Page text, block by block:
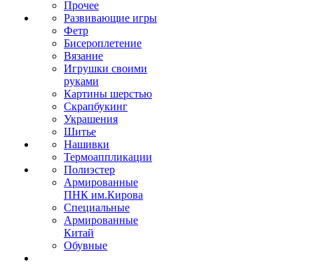
Прочее
Развивающие игры
Фетр
Бисероплетение
Вязание
Игрушки своими
руками
Картины шерстью
Скрапбукинг
Украшения
Шитье
Нашивки
Термоаппликации
Полиэстер
Армированные
ПНК им.Кирова
Специальные
Армированные
Китай
Обувные